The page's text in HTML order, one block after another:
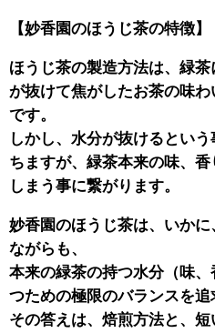
【妙香園のほうじ茶の特徴】
ほうじ茶の製造方法は、緑
が抜けて焦がしたお茶の味
です。
しかし、水分が抜けるとい
ちますが、緑茶本来の味、
しまう事に繋がります。
妙香園のほうじ茶は、いか
ながらも、
本来の緑茶の持つ水分（味
つための極限のバランスを追
その答えは、焙煎方法と、